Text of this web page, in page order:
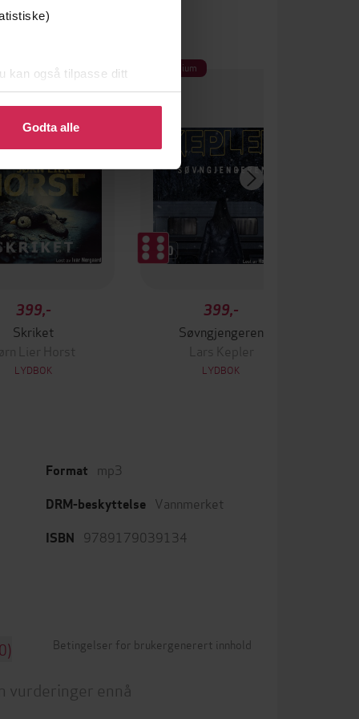
kan også tilpasse ditt
eller endre ditt samtykke.
Godta alle
399,-
Skriket
Jørn Lier Horst
LYDBOK
Premium
399,-
Søvngjengeren
Lars Kepler
LYDBOK
Format mp3
DRM-beskyttelse Vannmerket
ISBN 9789179039134
Betingelser for brukergenerert innhold
vurderinger ennå